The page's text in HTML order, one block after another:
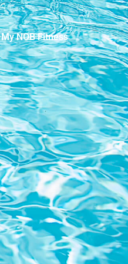
My NOB Fitness